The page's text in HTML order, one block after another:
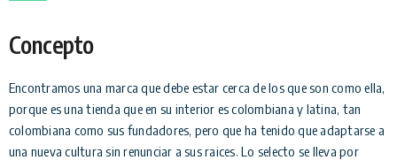
Concepto
Encontramos una marca que debe estar cerca de los que son como ella,
porque es una tienda que en su interior es colombiana y latina, tan
colombiana como sus fundadores, pero que ha tenido que adaptarse a
una nueva cultura sin renunciar a sus raices. Lo selecto se lleva por